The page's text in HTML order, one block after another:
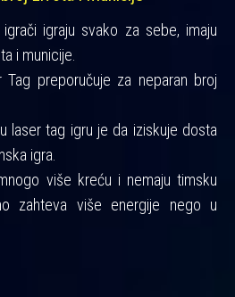
igraju svako za sebe, imaju
i municije.
preporučuje za neparan broj
laser tag igru je da iziskuje dosta
igra.
više kreću i nemaju timsku
zahteva više energije nego u